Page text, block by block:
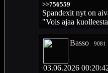
>>756559
Spandexit nyt on
"Vois ajaa
Basso 9081
03.06.2026